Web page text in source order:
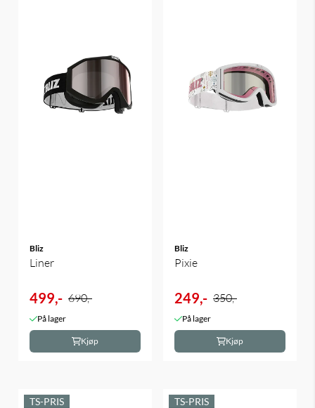
Bliz
Liner
499,- 690,-
På lager
Kjøp
Bliz
Pixie
249,- 350,-
På lager
Kjøp